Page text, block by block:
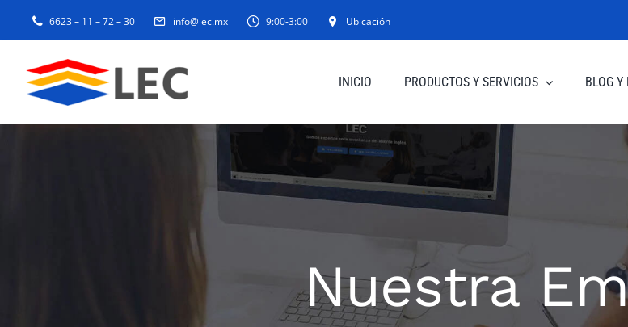
content
6623 – 11 – 72 – 30 info@lec.mx 9:00-3:00 Ubicación
INICIO PRODUCTOS Y SERVICIOS BLOG Y
Nuestra